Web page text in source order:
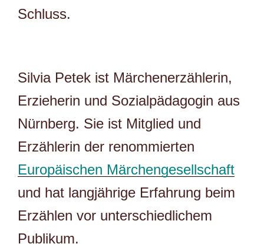
Schluss.
Silvia Petek ist Märchenerzählerin,
Erzieherin und Sozialpädagogin aus
Nürnberg. Sie ist Mitglied und
Erzählerin der renommierten
Europäischen Märchengesellschaft
und hat langjährige Erfahrung beim
Erzählen vor unterschiedlichem
Publikum.